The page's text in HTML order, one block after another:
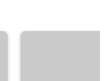
を作成して適用